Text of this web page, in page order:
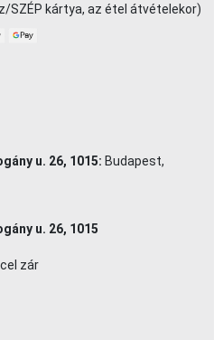
kártya, az étel átvételekor)
u. 26, 1015: Budapest,
u. 26, 1015
zár